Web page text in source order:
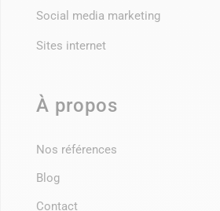
Social media marketing
Sites internet
À propos
Nos références
Blog
Contact